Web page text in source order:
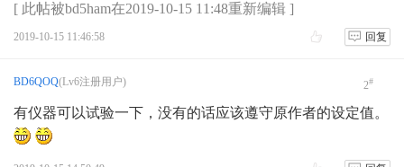
[ 此帖被bd5ham在2019-10-15 11:48重新编辑 ]
2019-10-15 11:46:58 回复
BD6QOQ(Lv6注册用户) 2#
有仪器可以试验一下，没有的话应该遵守原作者的设定值。